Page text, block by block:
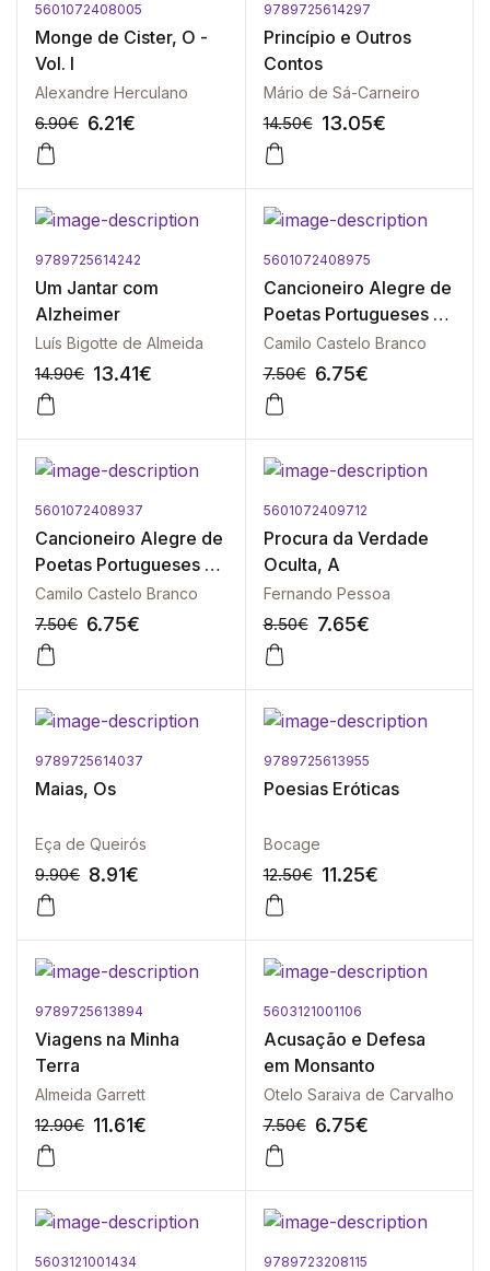
5601072408005
Monge de Cister, O -
Vol. I
Alexandre Herculano
6.90€ 6.21€
9789725614297
Princípio e Outros
Contos
Mário de Sá-Carneiro
14.50€ 13.05€
9789725614242
Um Jantar com
Alzheimer
Luís Bigotte de Almeida
14.90€ 13.41€
5601072408975
Cancioneiro Alegre de
Poetas Portugueses e
Brasileiros - Vol. II
Camilo Castelo Branco
7.50€ 6.75€
5601072408937
Cancioneiro Alegre de
Poetas Portugueses e
Brasileiros - Vol. I
Camilo Castelo Branco
7.50€ 6.75€
5601072409712
Procura da Verdade
Oculta, A
Fernando Pessoa
8.50€ 7.65€
9789725614037
Maias, Os
Eça de Queirós
9.90€ 8.91€
9789725613955
Poesias Eróticas
Bocage
12.50€ 11.25€
9789725613894
Viagens na Minha
Terra
Almeida Garrett
12.90€ 11.61€
5603121001106
Acusação e Defesa
em Monsanto
Otelo Saraiva de Carvalho
7.50€ 6.75€
5603121001434 9789723208115